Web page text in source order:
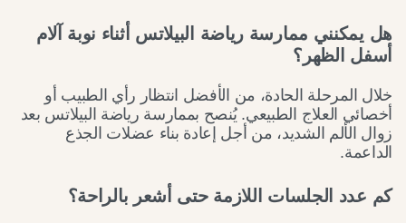
هل يمكنني ممارسة رياضة البيلاتس أثناء نوبة آلام
أسفل الظهر؟
خلال المرحلة الحادة، من الأفضل انتظار رأي الطبيب أو
أخصائي العلاج الطبيعي. يُنصح بممارسة رياضة البيلاتس بعد
زوال الألم الشديد، من أجل إعادة بناء عضلات الجذع
الداعمة.
كم عدد الجلسات اللازمة حتى أشعر بالراحة؟